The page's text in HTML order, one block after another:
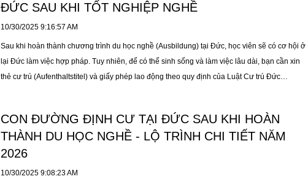
ĐỨC SAU KHI TỐT NGHIỆP NGHỀ
10/30/2025 9:16:57 AM
Sau khi hoàn thành chương trình du học nghề (Ausbildung) tại Đức, học viên sẽ có cơ hội ở
lại Đức làm việc hợp pháp. Tuy nhiên, để có thể sinh sống và làm việc lâu dài, bạn cần xin
thẻ cư trú (Aufenthaltstitel) và giấy phép lao động theo quy định của Luật Cư trú Đức
viên EBT đang làm việc tại Đức.
CON ĐƯỜNG ĐỊNH CƯ TẠI ĐỨC SAU KHI HOÀN
THÀNH DU HỌC NGHỀ - LỘ TRÌNH CHI TIẾT NĂM
2026
10/30/2025 9:08:23 AM